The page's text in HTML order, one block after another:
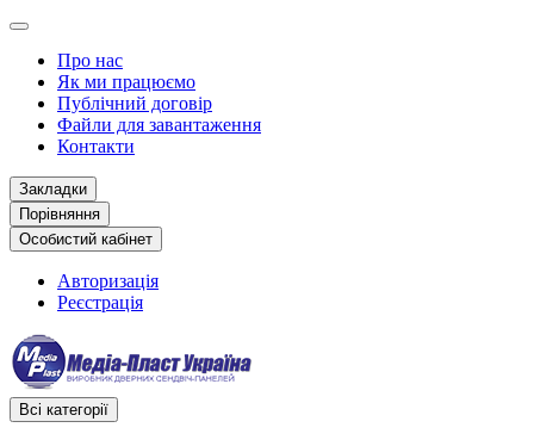
Про нас
Як ми працюємо
Публічний договір
Файли для завантаження
Контакти
Закладки
Порівняння
Особистий кабінет
Авторизація
Реєстрація
Всі категорії